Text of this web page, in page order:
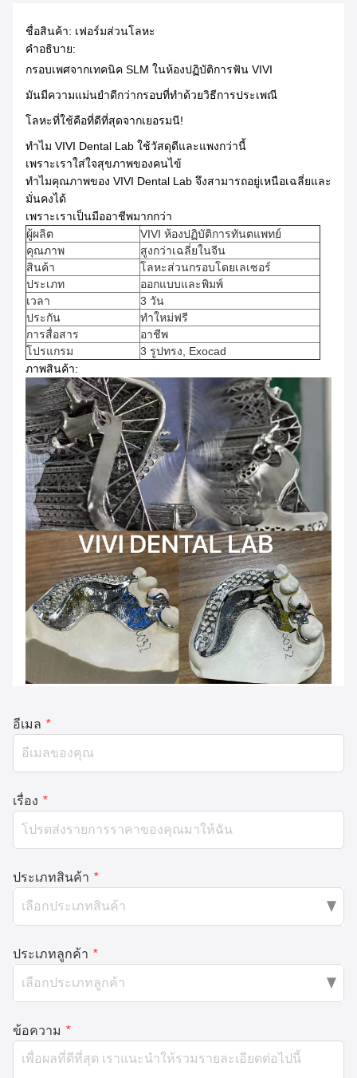
ชื่อสินค้า: เฟอร์มส่วนโลหะ
คําอธิบาย:
กรอบเพศจากเทคนิค SLM ในห้องปฏิบัติการฟัน VIVI
มันมีความแม่นยําดีกว่ากรอบที่ทําด้วยวิธีการประเพณี
โลหะที่ใช้คือที่ดีที่สุดจากเยอรมนี!
ทําไม VIVI Dental Lab ใช้วัสดุดีและแพงกว่านี้
เพราะเราใส่ใจสุขภาพของคนไข้
ทําไมคุณภาพของ VIVI Dental Lab จึงสามารถอยู่เหนือเฉลี่ยและ
มั่นคงได้
เพราะเราเป็นมืออาชีพมากกว่า
ผู้ผลิต
VIVI ห้องปฏิบัติการทันตแพทย์
คุณภาพ
สูงกว่าเฉลี่ยในจีน
สินค้า
โลหะส่วนกรอบโดยเลเซอร์
ประเภท
ออกแบบและพิมพ์
เวลา
3 วัน
ประกัน
ทําใหม่ฟรี
การสื่อสาร
อาชีพ
โปรแกรม
3 รูปทรง, Exocad
ภาพสินค้า:
อีเมล *
เรื่อง *
ประเภทสินค้า *
ประเภทลูกค้า *
ข้อความ *